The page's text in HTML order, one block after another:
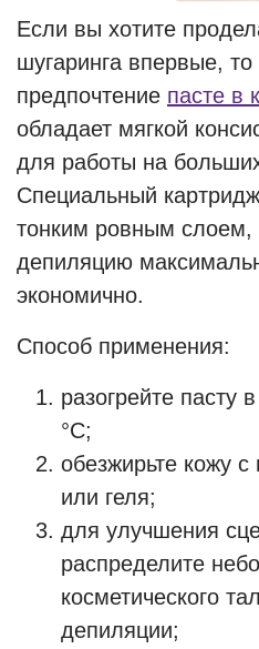
Если вы хотите
шугаринга впервые, то
предпочтение пасте в
обладает мягкой
для работы на
Специальный
тонким ровным слоем,
депиляцию
экономично.
Способ применения:
разогрейте пасту
°C;
обезжирьте кожу
или геля;
для улучшения
распределите
косметического
депиляции;